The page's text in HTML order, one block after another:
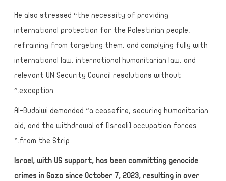
He also stressed “the necessity of providing
international protection for the Palestinian people,
refraining from targeting them, and complying fully with
international law, international humanitarian law, and
relevant UN Security Council resolutions without
exception.”
Al-Budaiwi demanded “a ceasefire, securing humanitarian
aid, and the withdrawal of [Israeli] occupation forces
from the Strip.”
Israel, with US support, has been committing genocide
crimes in Gaza since October 7, 2023, resulting in over